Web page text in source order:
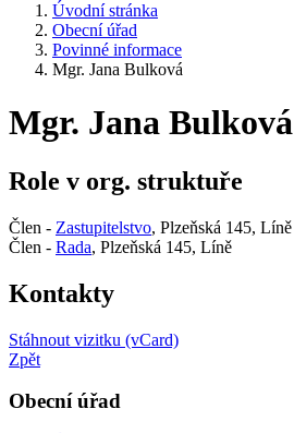
Úvodní stránka
Obecní úřad
Povinné informace
Mgr. Jana Bulková
Mgr. Jana Bulková
Role v org. struktuře
Člen - Zastupitelstvo, Plzeňská 145, Líně
Člen - Rada, Plzeňská 145, Líně
Kontakty
Stáhnout vizitku (vCard)
Zpět
Obecní úřad